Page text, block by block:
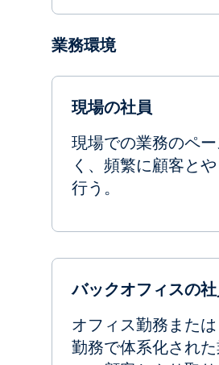
業務環境
現場の社員
現場での業務のペ
く、頻繁に顧客と
行う。
バックオフィスの
オフィス勤務また
勤務で体系化され